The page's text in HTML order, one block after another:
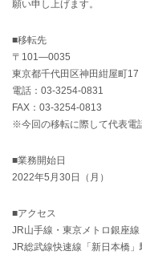
願い申し上げます。
■移転先
〒101―0035
東京都千代田区神田紺屋町
電話：03-3254-0831
FAX：03-3254-0813
※今回の移転に際して代表電
■業務開始日
2022年5月30日（月）
■アクセス
JR山手線・東京メトロ銀座
JR総武線快速線「新日本橋